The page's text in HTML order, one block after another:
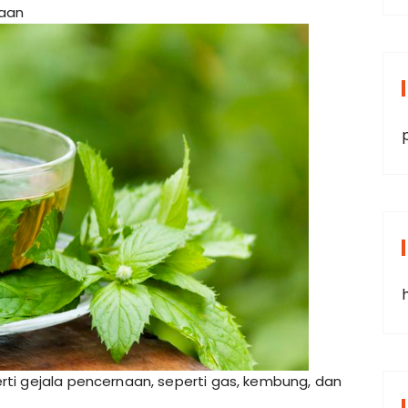
gejala pencernaan, seperti gas, kembung, dan